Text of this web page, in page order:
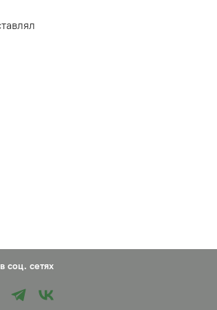
есть пространство
соц. сетях